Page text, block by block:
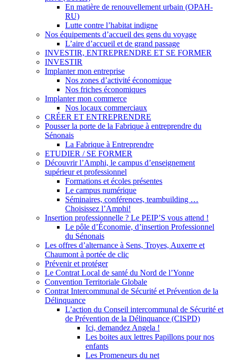
En matière de renouvellement urbain (OPAH-
RU)
Lutte contre l’habitat indigne
Nos équipements d’accueil des gens du voyage
L’aire d’accueil et de grand passage
INVESTIR, ENTREPRENDRE ET SE FORMER
INVESTIR
Implanter mon entreprise
Nos zones d’activité économique
Nos friches économiques
Implanter mon commerce
Nos locaux commerciaux
CRÉER ET ENTREPRENDRE
Pousser la porte de la Fabrique à entreprendre du
Sénonais
La Fabrique à Entreprendre
ETUDIER / SE FORMER
Découvrir l’Amphi, le campus d’enseignement
supérieur et professionnel
Formations et écoles présentes
Le campus numérique
Séminaires, conférences, teambuilding …
Choisissez l’Amphi!
Insertion professionnelle ? Le PEIP’S vous attend !
Le pôle d’Économie, d’insertion Professionnel
du Sénonais
Les offres d’alternance à Sens, Troyes, Auxerre et
Chaumont à portée de clic
Prévenir et protéger
Le Contrat Local de santé du Nord de l’Yonne
Convention Territoriale Globale
Contrat Intercommunal de Sécurité et Prévention de la
Délinquance
L’action du Conseil intercommunal de Sécurité et
de Prévention de la Délinquance (CISPD)
Ici, demandez Angela !
Les boites aux lettres Papillons pour nos
enfants
Les Promeneurs du net